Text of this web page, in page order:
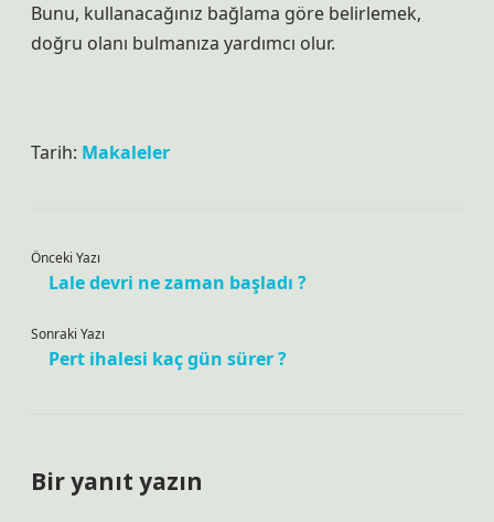
Bunu, kullanacağınız bağlama göre belirlemek,
doğru olanı bulmanıza yardımcı olur.
Tarih: Makaleler
Önceki Yazı
Lale devri ne zaman başladı ?
Sonraki Yazı
Pert ihalesi kaç gün sürer ?
Bir yanıt yazın